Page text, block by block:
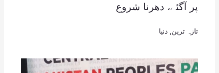
پر آگئے، دھرنا شروع
تازہ ترین دنیا